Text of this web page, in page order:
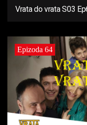
Vrata do vrata S03
Epizoda 64